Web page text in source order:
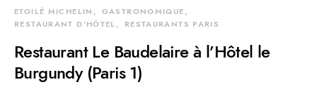
ETOILÉ MICHELIN
GASTRONOMIQUE
RESTAURANT D'HÔTEL
RESTAURANTS PARIS
Restaurant Le Baudelaire à l’Hôtel le
Burgundy (Paris 1)